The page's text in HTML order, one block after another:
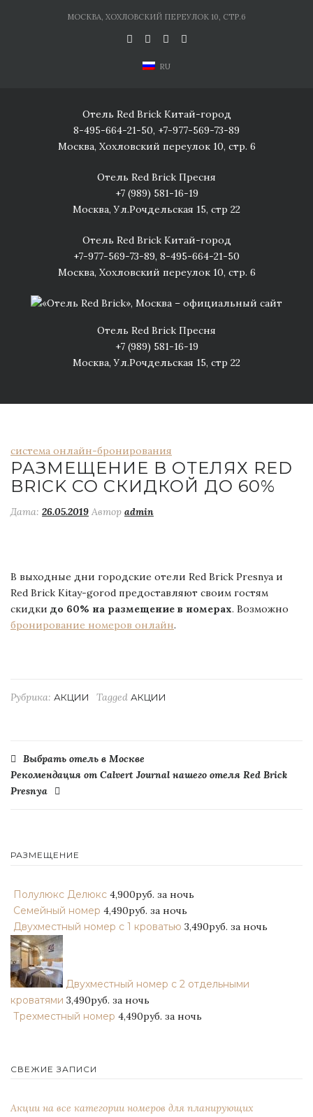
МОСКВА, ХОХЛОВСКИЙ ПЕРЕУЛОК 10, СТР.6
RU
Отель Red Brick Китай-город
8-495-664-21-50, +7-977-569-73-89
Москва, Хохловский переулок 10, стр. 6
Отель Red Brick Пресня
+7 (989) 581-16-19
Москва, Ул.Рочдельская 15, стр 22
Отель Red Brick Китай-город
+7-977-569-73-89, 8-495-664-21-50
Москва, Хохловский переулок 10, стр. 6
Отель Red Brick Пресня
+7 (989) 581-16-19
Москва, Ул.Рочдельская 15, стр 22
система онлайн-бронирования
РАЗМЕЩЕНИЕ В ОТЕЛЯХ RED
BRICK СО СКИДКОЙ ДО 60%
Дата: 26.05.2019 Автор admin
В выходные дни городские отели Red Brick Presnya и
Red Brick Kitay-gorod предоставляют своим гостям
скидки до 60% на размещение в номерах. Возможно
бронирование номеров онлайн.
Рубрика: АКЦИИ Tagged АКЦИИ
Навигация
по
записям
Выбрать отель в Москве
Рекомендация от Сalvert Journal нашего отеля Red Brick
Presnya
РАЗМЕЩЕНИЕ
Полулюкс Делюкс 4,900руб. за ночь
Семейный номер 4,490руб. за ночь
Двухместный номер с 1 кроватью 3,490руб. за ночь
Двухместный номер с 2 отдельными
кроватями 3,490руб. за ночь
Трехместный номер 4,490руб. за ночь
СВЕЖИЕ ЗАПИСИ
Акции на все категории номеров для планирующих